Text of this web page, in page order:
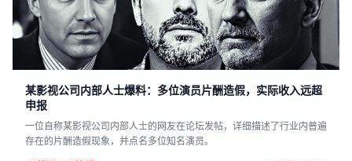
某影视公司内部人士爆料：多位演员片酬造假，实际收入远超
申报
一位自称某影视公司内部人士的网友在论坛发帖，详细描述了行业内普遍
存在的片酬造假现象，并点名多位知名演员。